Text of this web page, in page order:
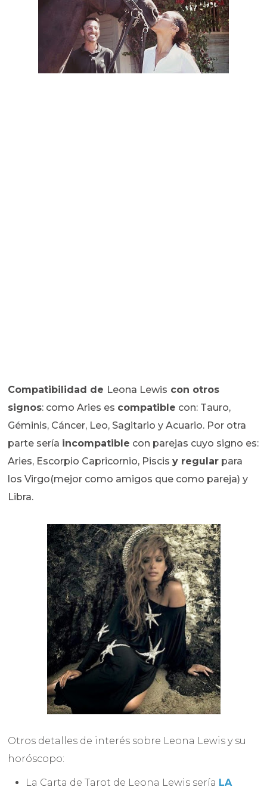
Compatibilidad de Leona Lewis con otros
signos: como Aries es compatible con: Tauro,
Géminis, Cáncer, Leo, Sagitario y Acuario. Por otra
parte sería incompatible con parejas cuyo signo es:
Aries, Escorpio Capricornio, Piscisy regular para
los Virgo(mejor como amigos que como pareja) y
Libra.
Otros detalles de interés sobre Leona Lewis y su
horóscopo:
La Carta de Tarot de Leona Lewis sería LA